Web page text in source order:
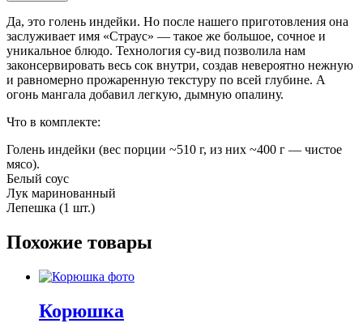
Да, это голень индейки. Но после нашего приготовления она
заслуживает имя «Страус» — такое же большое, сочное и
уникальное блюдо. Технология су-вид позволила нам
законсервировать весь сок внутри, создав невероятно нежную
и равномерно прожаренную текстуру по всей глубине. А
огонь мангала добавил легкую, дымную опалину.
Что в комплекте:
Голень индейки (вес порции ~510 г, из них ~400 г — чистое
мясо).
Белый соус
Лук маринованный
Лепешка (1 шт.)
Похожие товары
Корюшка